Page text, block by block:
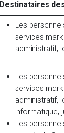
Destinataires
Les
services
administratif,
Les
services
administratif,
informatique,
Les